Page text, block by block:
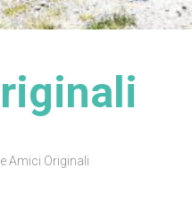
Amici Originali